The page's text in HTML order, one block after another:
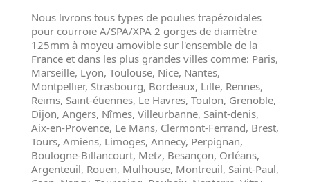
Nous livrons tous types de poulies trapézoïdales
pour courroie A/SPA/XPA 2 gorges de diamètre
125mm à moyeu amovible sur l'ensemble de la
France et dans les plus grandes villes comme: Paris,
Marseille, Lyon, Toulouse, Nice, Nantes,
Montpellier, Strasbourg, Bordeaux, Lille, Rennes,
Reims, Saint-étiennes, Le Havres, Toulon, Grenoble,
Dijon, Angers, Nîmes, Villeurbanne, Saint-denis,
Aix-en-Provence, Le Mans, Clermont-Ferrand, Brest,
Tours, Amiens, Limoges, Annecy, Perpignan,
Boulogne-Billancourt, Metz, Besançon, Orléans,
Argenteuil, Rouen, Mulhouse, Montreuil, Saint-Paul,